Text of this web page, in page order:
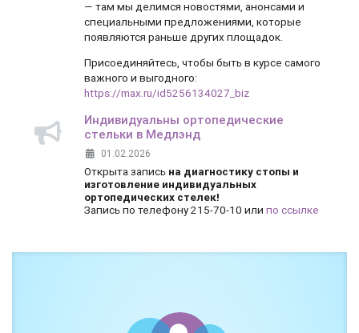
— там мы делимся новостями, анонсами и
специальными предложениями, которые
появляются раньше других площадок.
Присоединяйтесь, чтобы быть в курсе самого
важного и выгодного:
https://max.ru/id5256134027_biz
Индивидуальны ортопедические
стельки в Медлэнд
01.02.2026
Открыта запись на диагностику стопы и
изготовление индивидуальных
ортопедических стелек!
Запись по телефону 215-70-10 или по ссылке